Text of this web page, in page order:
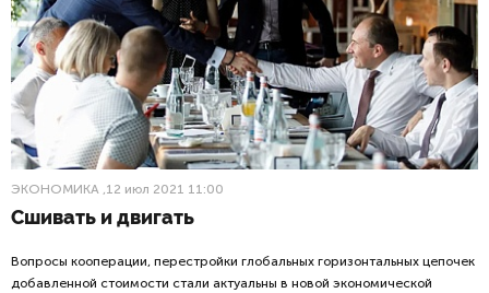
ЭКОНОМИКА ,12 июл 2021 11:00
Сшивать и двигать
Вопросы кооперации, перестройки глобальных горизонтальных цепочек
добавленной стоимости стали актуальны в новой экономической